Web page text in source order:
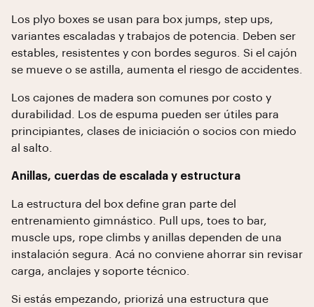
Los plyo boxes se usan para box jumps, step ups,
variantes escaladas y trabajos de potencia. Deben ser
estables, resistentes y con bordes seguros. Si el cajón
se mueve o se astilla, aumenta el riesgo de accidentes.
Los cajones de madera son comunes por costo y
durabilidad. Los de espuma pueden ser útiles para
principiantes, clases de iniciación o socios con miedo
al salto.
Anillas, cuerdas de escalada y estructura
La estructura del box define gran parte del
entrenamiento gimnástico. Pull ups, toes to bar,
muscle ups, rope climbs y anillas dependen de una
instalación segura. Acá no conviene ahorrar sin revisar
carga, anclajes y soporte técnico.
Si estás empezando, priorizá una estructura que